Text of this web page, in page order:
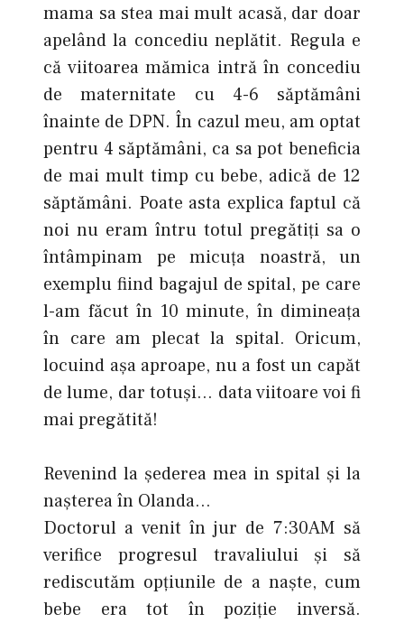
mama sa stea mai mult acasă, dar doar
apelând la concediu neplătit. Regula e
că viitoarea mămica intră în concediu
de maternitate cu 4-6 săptămâni
înainte de DPN. În cazul meu, am optat
pentru 4 săptămâni, ca sa pot beneficia
de mai mult timp cu bebe, adică de 12
săptămâni. Poate asta explica faptul că
noi nu eram întru totul pregătiți sa o
întâmpinam pe micuța noastră, un
exemplu fiind bagajul de spital, pe care
l-am făcut în 10 minute, în dimineața
în care am plecat la spital. Oricum,
locuind așa aproape, nu a fost un capăt
de lume, dar totuși… data viitoare voi fi
mai pregătită!
Revenind la șederea mea in spital şi la
naşterea în Olanda…
Doctorul a venit în jur de 7:30AM să
verifice progresul travaliului şi să
rediscutăm opțiunile de a naște, cum
bebe era tot în poziţie inversă.